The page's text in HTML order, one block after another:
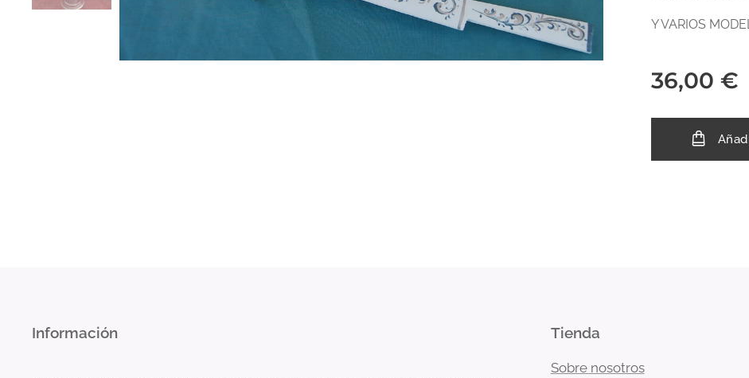
Y VARIOS
36,00 €
Información Tienda
Sobre nosotros